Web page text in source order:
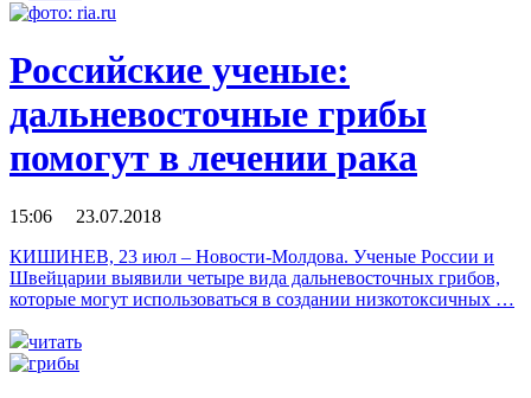
Российские ученые:
дальневосточные грибы
помогут в лечении рака
15:06 23.07.2018
КИШИНЕВ, 23 июл – Новости-Молдова. Ученые России и
Швейцарии выявили четыре вида дальневосточных грибов,
которые могут использоваться в создании низкотоксичных …
читать